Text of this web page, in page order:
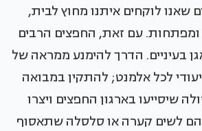
שאנו לוקחים איתנו מחוץ לבית,
ומפתחות. עם זאת, החפצים הרבים
בעיניים. הדרך להימנע ממראה של
לכל אלמנט; להתקין במבואה
שיסייעו בארגון החפצים ויצרו
לשים קערה או סלסלה שתאסוף